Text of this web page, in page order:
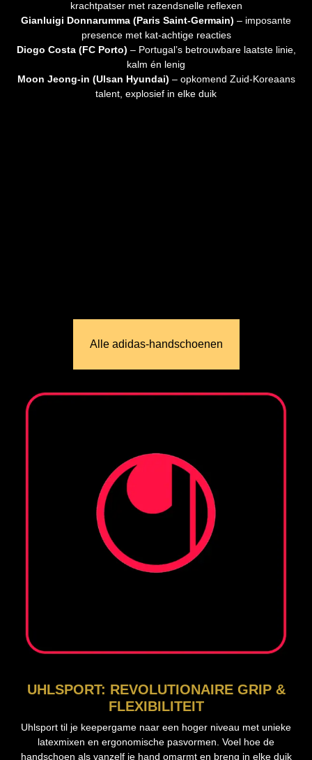
krachtpatser met razendsnelle reflexen
Gianluigi Donnarumma (Paris Saint‑Germain) – imposante
presence met kat‑achtige reacties
Diogo Costa (FC Porto) – Portugal’s betrouwbare laatste linie,
kalm én lenig
Moon Jeong‑in (Ulsan Hyundai) – opkomend Zuid‑Koreaans
talent, explosief in elke duik
Alle adidas‑handschoenen
UHLSPORT: REVOLUTIONAIRE GRIP &
FLEXIBILITEIT
Uhlsport til je keepergame naar een hoger niveau met unieke
latexmixen en ergonomische pasvormen. Voel hoe de
handschoen als vanzelf je hand omarmt en breng in elke duik